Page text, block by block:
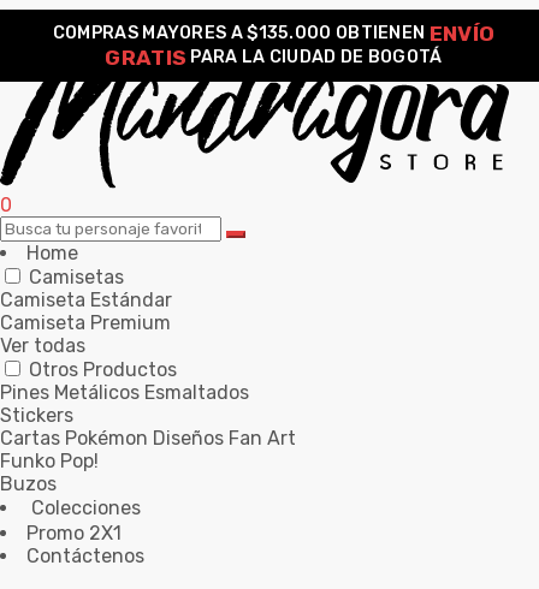
COMPRAS MAYORES A $135.000 OBTIENEN ENVÍO
GRATIS PARA LA CIUDAD DE BOGOTÁ
0
Home
Camisetas
Camiseta Estándar
Camiseta Premium
Ver todas
Otros Productos
Pines Metálicos Esmaltados
Stickers
Cartas Pokémon Diseños Fan Art
Funko Pop!
Buzos
Colecciones
Promo 2X1
Contáctenos